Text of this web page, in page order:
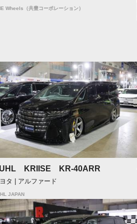
Wheels（共豊コーポレーション）
KRIISE KR-40ARR
ヨタ | アルファード
JAPAN